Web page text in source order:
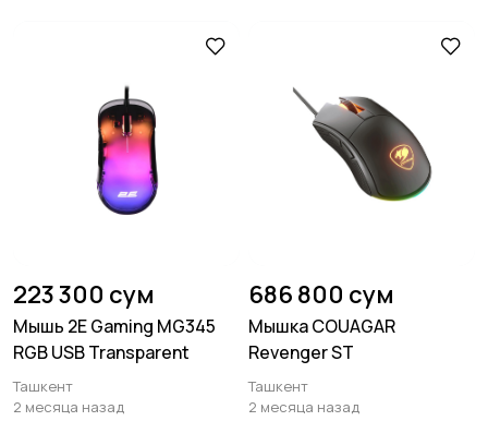
223 300 сум
Мышь 2E Gaming MG345
RGB USB Transparent
Ташкент
2 месяца назад
686 800 сум
Мышка COUAGAR
Revenger ST
Ташкент
2 месяца назад